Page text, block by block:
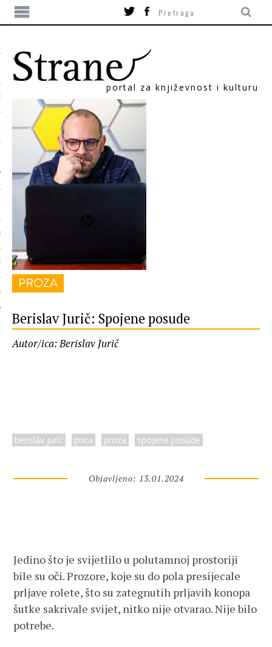
portal za književnost i kulturu
PROZA
Berislav Jurič: Spojene posude
Autor/ica: Berislav Jurič
berislav juric prica proza spojene posude
Objavljeno: 13.01.2024
Jedino što je svijetlilo u polutamnoj prostoriji
bile su oči. Prozore, koje su do pola presijecale
prljave rolete, što su zategnutih prljavih konopa
šutke sakrivale svijet, nitko nije otvarao. Nije bilo
potrebe.